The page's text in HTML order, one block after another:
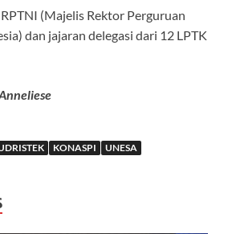
(Majelis Rektor Perguruan
dan jajaran delegasi dari 12 LPTK
KONASPI UNESA